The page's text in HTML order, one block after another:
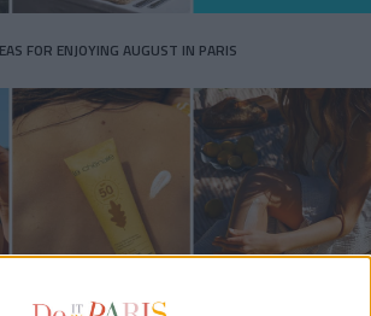
FOR ENJOYING AUGUST IN PARIS